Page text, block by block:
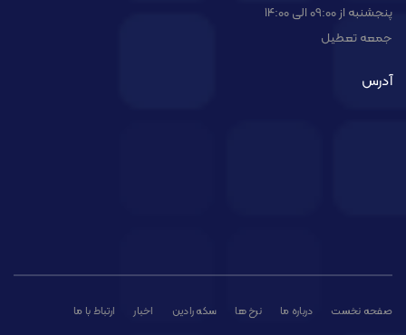
پنجشنبه از 09:00 الی 14:00
جمعه تعطیل
آدرس
صفحه نخست درباره ما نرخ ها سکه رادین اخبار ارتباط با ما